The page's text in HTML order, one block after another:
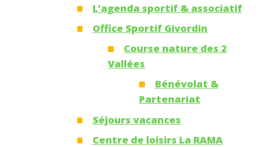
L'agenda sportif & associatif
Office Sportif Givordin
Course nature des 2
Vallées
Bénévolat &
Partenariat
Séjours vacances
Centre de loisirs La RAMA